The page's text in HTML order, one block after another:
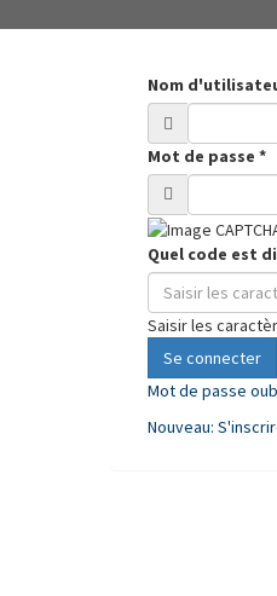
Nom
Mot de passe*
Quel code est
Saisir les
Se connecter
Mot de passe
Nouveau: